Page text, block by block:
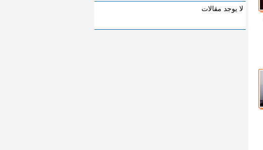
لا يوجد مقالات